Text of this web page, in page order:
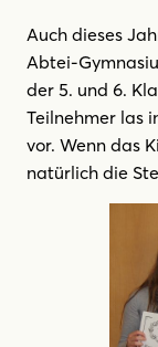
Auch dieses
Abtei-
der 5. und 6.
Teilnehmer las
vor. Wenn das
natürlich die